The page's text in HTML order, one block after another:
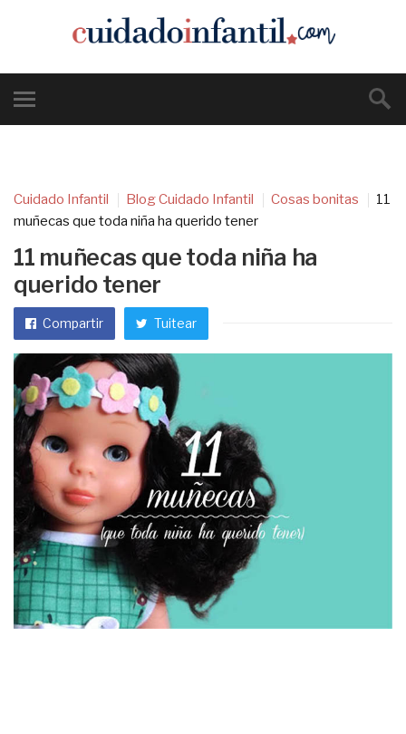
Cuidado Infantil Blog Cuidado Infantil Cosas bonitas
11
muñecas que toda niña ha querido tener
11 muñecas que toda niña ha
querido tener
Compartir Tuitear